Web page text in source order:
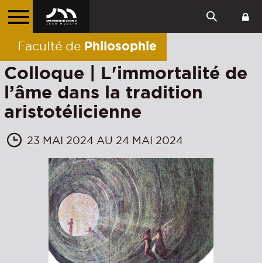
Faculté de Philosophie
Colloque | L'immortalité de
l’âme dans la tradition
aristotélicienne
23 MAI 2024 AU 24 MAI 2024